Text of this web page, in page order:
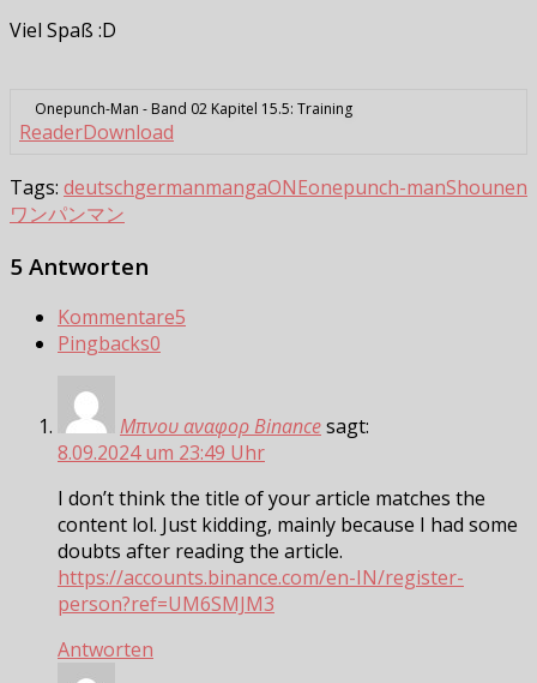
Viel Spaß :D
Onepunch-Man - Band 02 Kapitel 15.5: Training
ReaderDownload
Tags: deutschgermanmangaONEonepunch-manShounen
ワンパンマン
5 Antworten
Kommentare5
Pingbacks0
Μπνου αναφορ Binancesagt:
8.09.2024 um 23:49 Uhr
I don’t think the title of your article matches the
content lol. Just kidding, mainly because I had some
doubts after reading the article.
https://accounts.binance.com/en-IN/register-
person?ref=UM6SMJM3
Antworten